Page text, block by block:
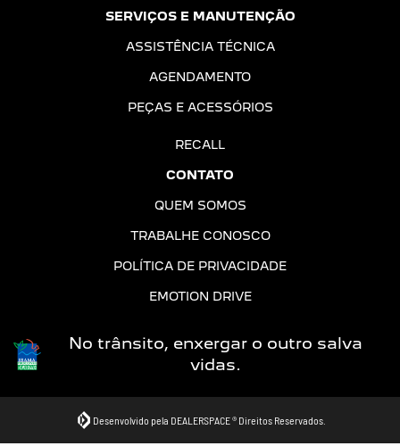
SERVIÇOS E MANUTENÇÃO
ASSISTÊNCIA TÉCNICA
AGENDAMENTO
PEÇAS E ACESSÓRIOS
RECALL
CONTATO
QUEM SOMOS
TRABALHE CONOSCO
POLÍTICA DE PRIVACIDADE
EMOTION DRIVE
No trânsito, enxergar o outro salva
vidas.
Desenvolvido pela DEALERSPACE ® Direitos Reservados.